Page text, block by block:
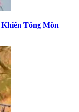
Tông Môn